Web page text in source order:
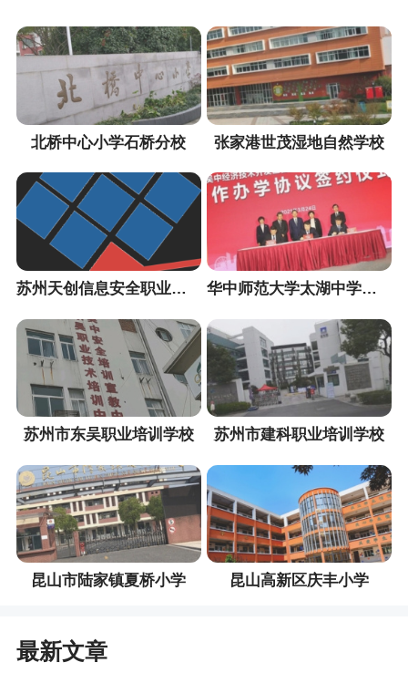
北桥中心小学石桥分校 张家港世茂湿地自然学校
苏州天创信息安全职业培训中心 华中师范大学太湖中学（暂定名）
苏州市东吴职业培训学校 苏州市建科职业培训学校
昆山市陆家镇夏桥小学 昆山高新区庆丰小学
最新文章